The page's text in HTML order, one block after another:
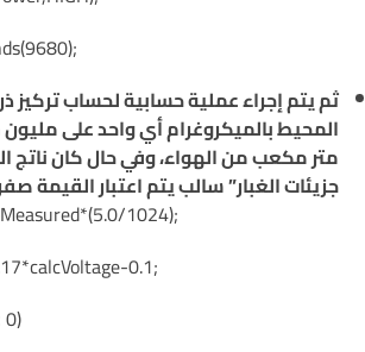
ثم يتم إجراء عملية حسابية لحساب تركيز
المحيط بالميكروغرام أي واحد على
متر مكعب من الهواء، وفي حال كان ناتج
جزيئات الغبار” سالب يتم اعتبار القيمة
1024);
0.1;